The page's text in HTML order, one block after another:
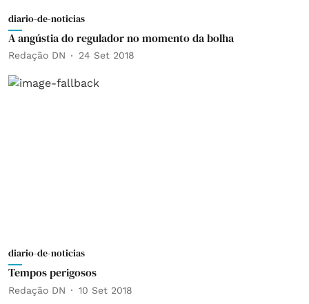
diario-de-noticias
A angústia do regulador no momento da bolha
Redação DN 24 Set 2018
diario-de-noticias
Tempos perigosos
Redação DN 10 Set 2018